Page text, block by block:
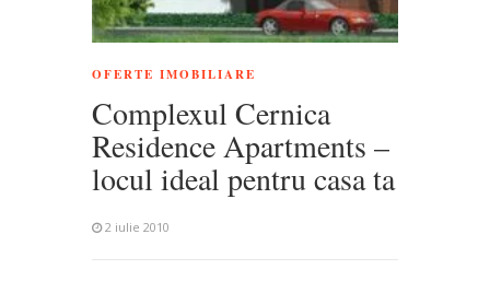
OFERTE IMOBILIARE
Complexul Cernica
Residence Apartments –
locul ideal pentru casa ta
2 iulie 2010